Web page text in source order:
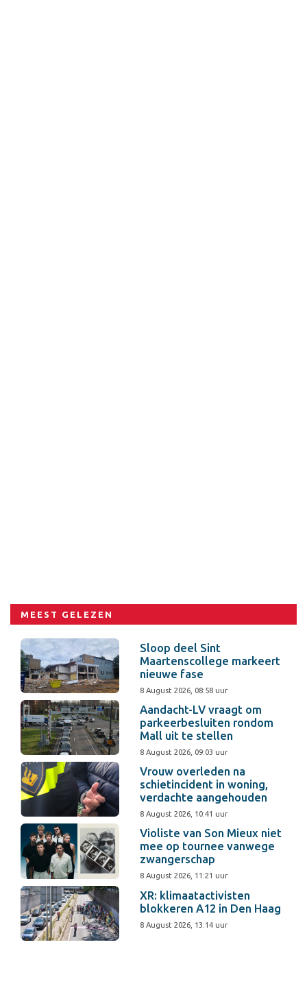
MEEST GELEZEN
Sloop deel Sint
Maartenscollege markeert
nieuwe fase
8 August 2026, 08:58 uur
Aandacht-LV vraagt om
parkeerbesluiten rondom
Mall uit te stellen
8 August 2026, 09:03 uur
Vrouw overleden na
schietincident in woning,
verdachte aangehouden
8 August 2026, 10:41 uur
Violiste van Son Mieux niet
mee op tournee vanwege
zwangerschap
8 August 2026, 11:21 uur
XR: klimaatactivisten
blokkeren A12 in Den Haag
8 August 2026, 13:14 uur